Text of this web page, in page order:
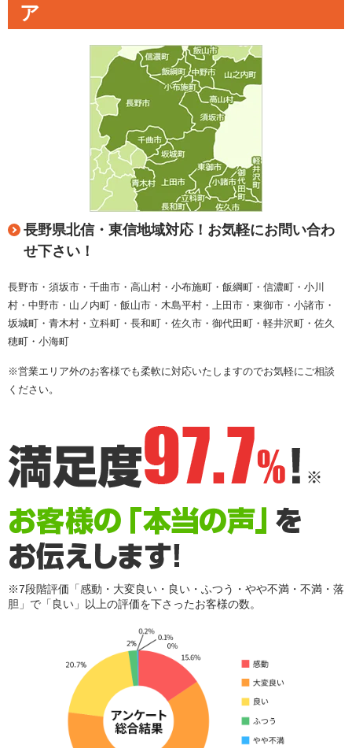
ア
長野県北信・東信地域対応！お気軽にお問い合わ
せ下さい！
長野市・須坂市・千曲市・高山村・小布施町・飯綱町・信濃町・小川
村・中野市・山ノ内町・飯山市・木島平村・上田市・東御市・小諸市・
坂城町・青木村・立科町・長和町・佐久市・御代田町・軽井沢町・佐久
穂町・小海町
※営業エリア外のお客様でも柔軟に対応いたしますのでお気軽にご相談
ください。
※7段階評価「感動・大変良い・良い・ふつう・やや不満・不満・落
胆」で「良い」以上の評価を下さったお客様の数。